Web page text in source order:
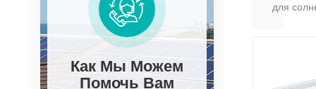
для
время
Как Мы Можем
Помочь Вам